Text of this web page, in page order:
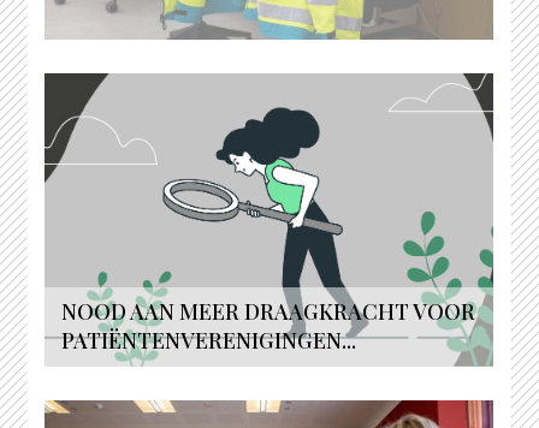
NOOD AAN MEER DRAAGKRACHT VOOR
PATIËNTENVERENIGINGEN...